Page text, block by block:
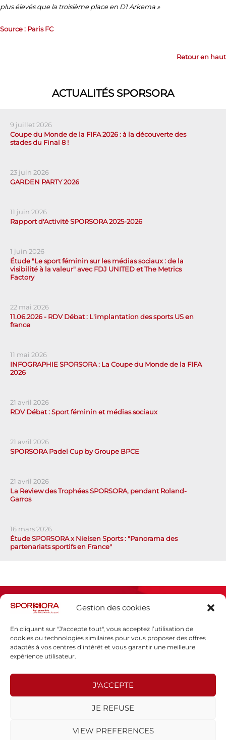
Gestion des cookies
En cliquant sur "J'accepte tout", vous acceptez l’utilisation de
cookies ou technologies similaires pour vous proposer des offres
adaptés à vos centres d’intérêt et vous garantir une meilleure
expérience utilisateur.
J'ACCEPTE
JE REFUSE
VIEW PREFERENCES
plus élevés que la troisième place en D1 Arkema »
Source : Paris FC
Retour en haut
ACTUALITÉS SPORSORA
9 juillet 2026
Coupe du Monde de la FIFA 2026 : à la découverte des
stades du Final 8 !
23 juin 2026
GARDEN PARTY 2026
11 juin 2026
Rapport d'Activité SPORSORA 2025-2026
1 juin 2026
Étude "Le sport féminin sur les médias sociaux : de la
visibilité à la valeur" avec FDJ UNITED et The Metrics
Factory
22 mai 2026
11.06.2026 - RDV Débat : L'implantation des sports US en
france
11 mai 2026
INFOGRAPHIE SPORSORA : La Coupe du Monde de la FIFA
2026
21 avril 2026
RDV Débat : Sport féminin et médias sociaux
21 avril 2026
SPORSORA Padel Cup by Groupe BPCE
21 avril 2026
La Review des Trophées SPORSORA, pendant Roland-
Garros
16 mars 2026
Étude SPORSORA x Nielsen Sports : "Panorama des
partenariats sportifs en France"
Espace presse
Politique de confidentialité
SPORSORA
75015 PARIS